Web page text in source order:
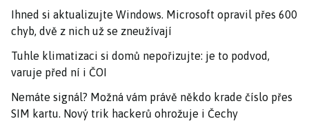
Ihned si aktualizujte Windows. Microsoft opravil přes 600
chyb, dvě z nich už se zneužívají
Tuhle klimatizaci si domů nepořizujte: je to podvod,
varuje před ní i ČOI
Nemáte signál? Možná vám právě někdo krade číslo přes
SIM kartu. Nový trik hackerů ohrožuje i Čechy